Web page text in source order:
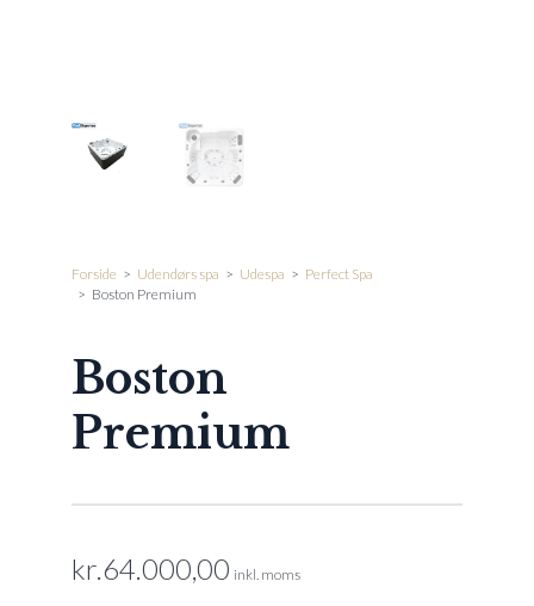
Forside > Udendørs spa > Udespa > Perfect Spa
> Boston Premium
Boston
Premium
kr. 64.000,00 inkl. moms